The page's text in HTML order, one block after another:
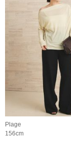
Plage
156cm